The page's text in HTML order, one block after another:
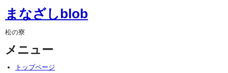
まなざしblob
松の寮
メニュー
トップページ